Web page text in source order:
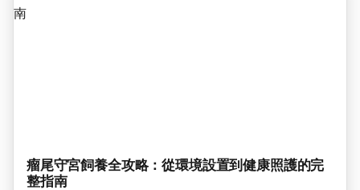
瘤尾守宮飼養全攻略：從環境設置到健康照護的完
整指南